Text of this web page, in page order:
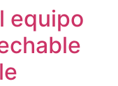
equipo